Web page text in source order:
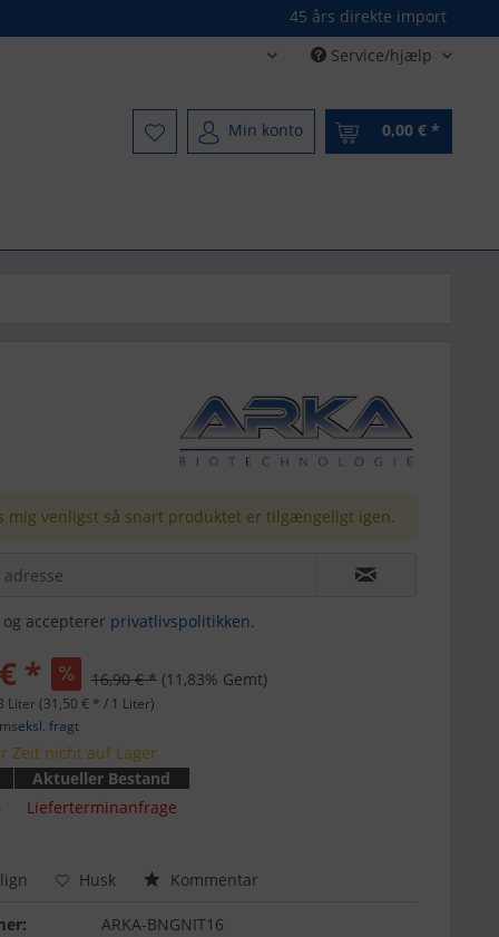
45 års direkte import
Dänisch - DanishService/hjælp
Min konto 0,00 € *
mig venligst så snart produktet er tilgængeligt igen.
accepterer privatlivspolitikken.
* 16,90 € * (11,83% Gemt)
Liter (31,50 € * / 1 Liter)
eksl. fragt
Zeit nicht auf Lager
Aktueller Bestand
Lieferterminanfrage
Husk Kommentar
ARKA-BNGNIT16